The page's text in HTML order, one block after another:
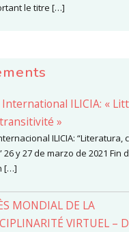
le titre […]
ILICIA: «
»
ILICIA: “Literatura,
y 27 de marzo de 2021 Fin
[…]
MONDIAL DE LA
VIRTUEL –